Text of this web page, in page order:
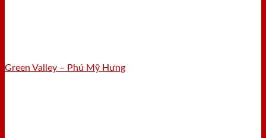
Green Valley – Phú Mỹ Hưng